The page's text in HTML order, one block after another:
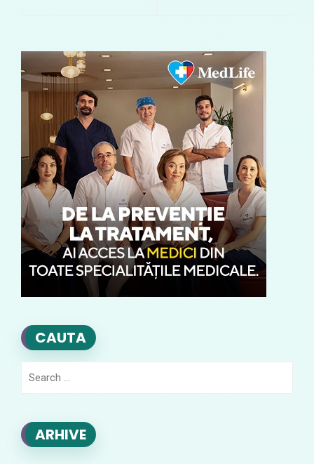
CAUTA
ARHIVE